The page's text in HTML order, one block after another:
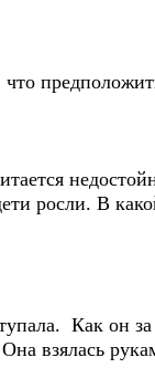
что
росли. В
Как он
взялась